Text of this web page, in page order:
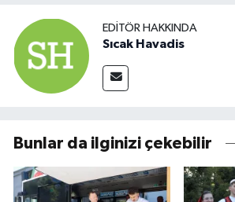
EDITÖR HAKKINDA
Sıcak Havadis
Bunlar da ilginizi çekebilir